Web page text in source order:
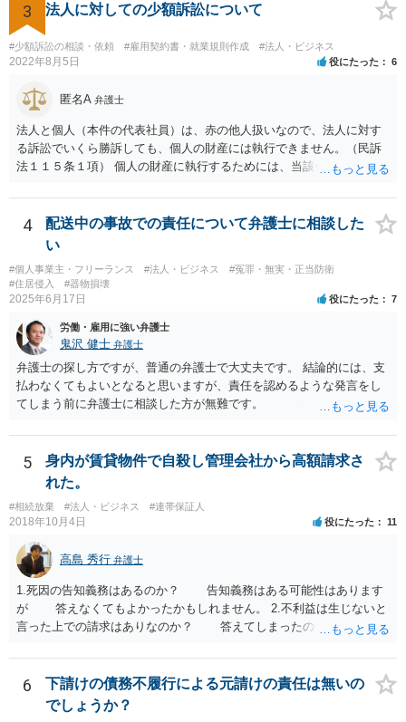
め，安易に請求ができると考えるのは危険かと思われます。 なお，仮
に全額の請求が不可能となっても，これまでに生じた費用や打合せ相
当分の報酬の範囲であれば，中途終了時の委任事務への報酬請求や不
当利得返還請求として，支払いを求められる可能性はあるかと思われ
えない場合，基本的には代理人を介した交渉や，法的手続きを取るこ
確実に認められる事案ではないと思われるため，法的手続きまでは行
わず，協議によって適切な範囲での支払いに関する合意を目指す方が
良いかと思われます。 【③について】 事実か否かにかかわらず，相手
は，発信者自身の情報の開示を受けた上で，発進した当人に対する損
害賠償請求等を行うことも可能です。
3 法人に対しての少額訴訟について
#少額訴訟の相談・依頼 #雇用契約書・就業規則作成 #法人・ビジネス
2022年8月5日 役にたった 6
匿名A 弁護士
法人と個人（本件の代表社員）は、赤の他人扱いなので、法人に対す
る訴訟でいくら勝訴しても、個人の財産には執行できません。（民訴
法１１５条１項） 個人の財産に執行するためには、当該個人に対して
ります。貴殿が被告になった場合は、「彼氏」の干渉を受けずに応訴
することができます。「彼女」氏は、故意又は重過失を立証する必要
があります。 なお、仮に会社法４２９条の責任が認められ敗訴した場
３０条）。「彼女」氏は、５０万円の範囲内でどちらにいくら請求し
てもよく、支払った人はその半額をもう一人の代表社員に請求（求
4
配送中の事故での責任について弁護士に相談した
い
#個人事業主・フリーランス #法人・ビジネス
#冤罪・無実・正当防衛
#住居侵入
#器物損壊
2025年6月17日 役にたった 7
労働・雇用に強い弁護士
鬼沢 健士 弁護士
弁護士の探し方ですが、普通の弁護士で大丈夫です。 結論的には、支
払わなくてもよいとなると思いますが、責任を認めるような発言をし
てしまう前に弁護士に相談した方が無難です。
5
身内が賃貸物件で自殺し管理会社から高額請求さ
れた。
#相続放棄 #法人・ビジネス #連帯保証人
2018年10月4日 役にたった 11
高島 秀行 弁護士
1.死因の告知義務はあるのか？ 告知義務はある可能性はあります
が 答えなくてもよかったかもしれません。 2.不利益は生じないと
言った上での請求はありなのか？ 答えてしまったので請求されて
明できれば 信義則違反という主張をすることができる可能性があ
ります。 3.請求額は妥当なのか？ 自殺した場合、約２年分の賃料
が損害となるというのが判例です。
6
下請けの債務不履行による元請けの責任は無いの
でしょうか？